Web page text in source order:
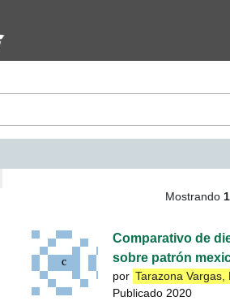
- Mostrando
Comparativo de
sobre patrón
por Tarazona Vargas,
Publicado 2020